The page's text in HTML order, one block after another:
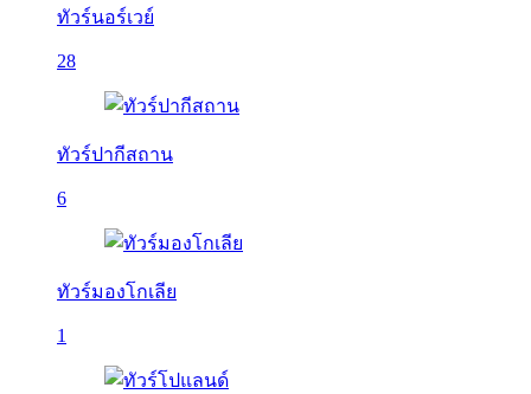
ทัวร์นอร์เวย์
28
ทัวร์ปากีสถาน
6
ทัวร์มองโกเลีย
1